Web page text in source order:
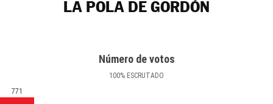
LA POLA DE GORDÓN
Número de votos
100% ESCRUTADO
771